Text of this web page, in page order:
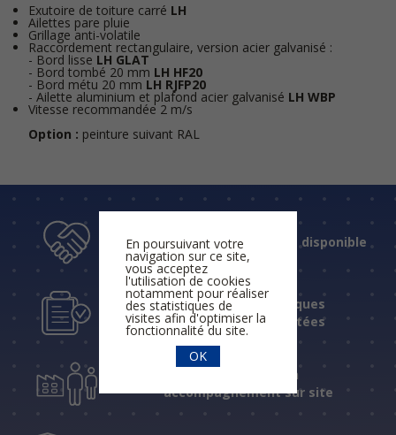
Exutoire de toiture carré LH
Ailettes pare pluie
Grillage anti-volatile
Raccordement rectangulaire, version acier galvanisé :
- Bord lisse LH GLAT
- Bord tombé 20 mm LH HF20
- Bord métu 20 mm LH RJFP20
- Ailette aluminium et plafond acier galvanisé LH WBP
Vitesse recommandée 2 m/s
Option : peinture suivant RAL
Un accueil humain et disponible
Des réponses techniques
fiables et expérimentées
Une assistance et un
accompagnement sur site
En poursuivant votre
navigation sur ce site,
vous acceptez
l'utilisation de cookies
notamment pour réaliser
des statistiques de
visites afin d'optimiser la
fonctionnalité du site.
OK